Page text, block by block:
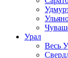
Урал
Весь